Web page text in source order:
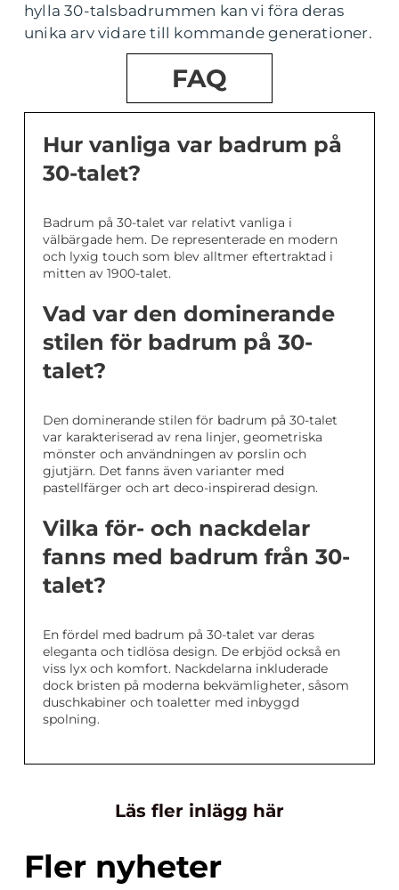
hylla 30-talsbadrummen kan vi föra deras
unika arv vidare till kommande generationer.
FAQ
Hur vanliga var badrum på
30-talet?
Badrum på 30-talet var relativt vanliga i
välbärgade hem. De representerade en modern
och lyxig touch som blev alltmer eftertraktad i
mitten av 1900-talet.
Vad var den dominerande
stilen för badrum på 30-
talet?
Den dominerande stilen för badrum på 30-talet
var karakteriserad av rena linjer, geometriska
mönster och användningen av porslin och
gjutjärn. Det fanns även varianter med
pastellfärger och art deco-inspirerad design.
Vilka för- och nackdelar
fanns med badrum från 30-
talet?
En fördel med badrum på 30-talet var deras
eleganta och tidlösa design. De erbjöd också en
viss lyx och komfort. Nackdelarna inkluderade
dock bristen på moderna bekvämligheter, såsom
duschkabiner och toaletter med inbyggd
spolning.
Läs fler inlägg här
Fler nyheter